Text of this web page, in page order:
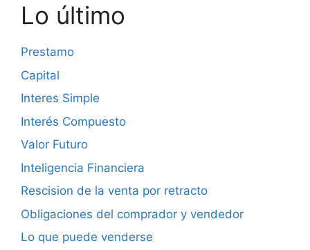
Lo último
Prestamo
Capital
Interes Simple
Interés Compuesto
Valor Futuro
Inteligencia Financiera
Rescision de la venta por retracto
Obligaciones del comprador y vendedor
Lo que puede venderse